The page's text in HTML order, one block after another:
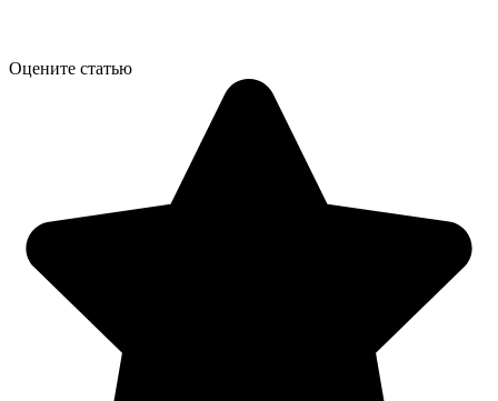
Оцените статью